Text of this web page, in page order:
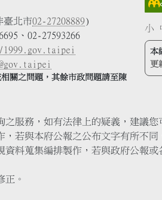
臺北市02-27208889)
、02-27593266
關之問題，其餘市政問題請至陳
小
本
更
服務，如有法律上的疑義，建議您
若與本府公報之公布文字有所不同
料蒐集編排製作，若與政府公報
正。